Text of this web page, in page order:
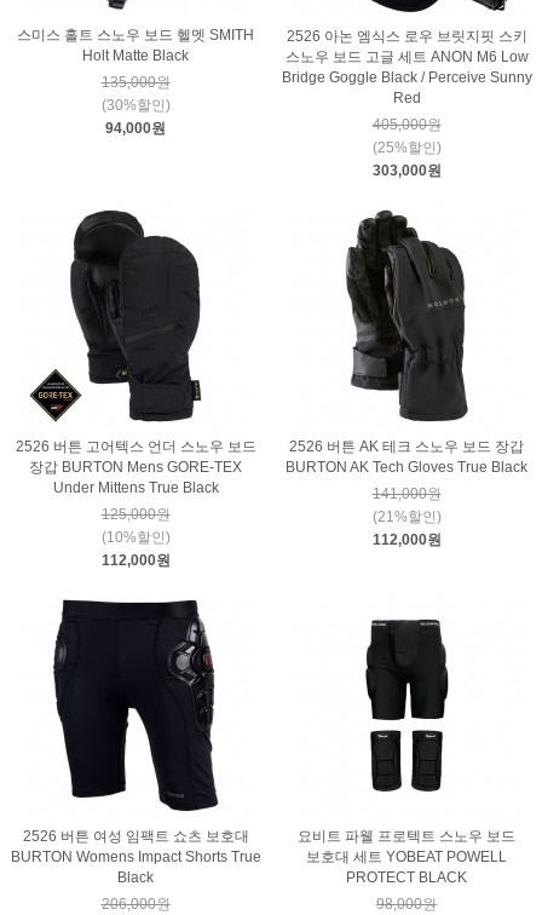
스미스 홀트 스노우 보드 헬멧 SMITH
Holt Matte Black
135,000원
(30%할인)
94,000원
2526 아논 엠식스 로우 브릿지핏 스키
스노우 보드 고글 세트 ANON M6 Low
Bridge Goggle Black / Perceive Sunny
Red
405,000원
(25%할인)
303,000원
2526 버튼 고어텍스 언더 스노우 보드
장갑 BURTON Mens GORE-TEX
Under Mittens True Black
125,000원
(10%할인)
112,000원
2526 버튼 AK 테크 스노우 보드 장갑
BURTON AK Tech Gloves True Black
141,000원
(21%할인)
112,000원
2526 버튼 여성 임팩트 쇼츠 보호대
BURTON Womens Impact Shorts True
Black
206,000원
요비트 파웰 프로텍트 스노우 보드
보호대 세트 YOBEAT POWELL
PROTECT BLACK
98,000원